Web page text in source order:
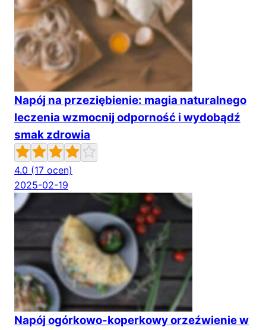
Napój na przeziębienie: magia naturalnego
leczenia wzmocnij odporność i wydobądź
smak zdrowia
4.0 (17 ocen)
2025-02-19
Napój ogórkowo-koperkowy orzeźwienie w